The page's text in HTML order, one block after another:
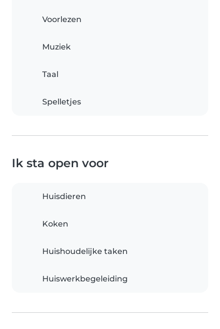
Voorlezen
Muziek
Taal
Spelletjes
Ik sta open voor
Huisdieren
Koken
Huishoudelijke taken
Huiswerkbegeleiding